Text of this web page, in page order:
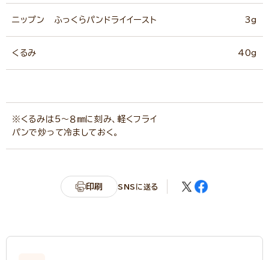
ニップン ふっくらパンドライイースト 3g
くるみ 40g
※くるみは5～８㎜に刻み、軽くフライ
パンで炒って冷ましておく。
印刷 SNSに送る